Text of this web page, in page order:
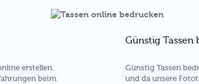
erstellen.
beim
Günstig Tassen
Günstig Tassen
und da unsere